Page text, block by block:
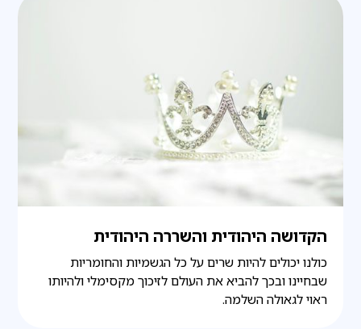
הקדושה היהודית והשררה היהודית
כולנו יכולים להיות שרים על כל הגשמיות והחומריות
שבחיינו ובכך להביא את העולם לזיכוך מקסימלי ולהיותו
ראוי לגאולה השלמה.